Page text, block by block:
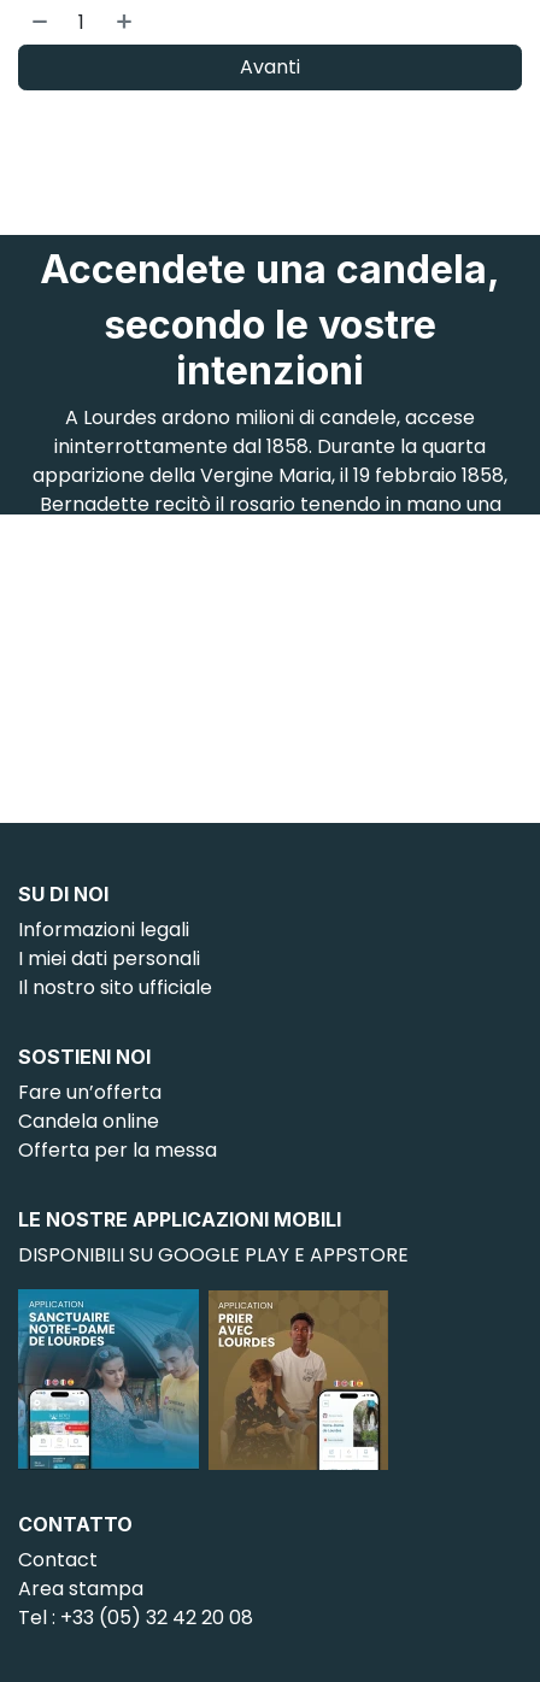
Avanti
Accendete una candela,
secondo le vostre
intenzioni
A Lourdes ardono milioni di candele, accese
ininterrottamente dal 1858. Durante la quarta
apparizione della Vergine Maria, il 19 febbraio 1858,
Bernadette recitò il rosario tenendo in mano una
SU DI NOI
Informazioni legali
I miei dati personali
Il nostro sito ufficiale
SOSTIENI NOI
Fare un’offerta
Candela online
Offerta per la messa
LE NOSTRE APPLICAZIONI MOBILI
DISPONIBILI SU GOOGLE PLAY E APPSTORE
CONTATTO
Contact
Area stampa
Tel : +33 (05) 32 42 20 08